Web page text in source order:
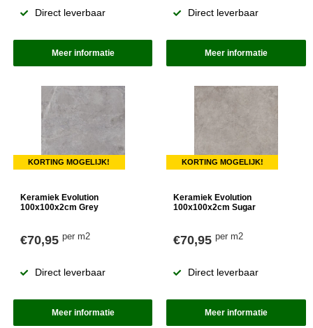
Direct leverbaar
Meer informatie
Direct leverbaar
Meer informatie
KORTING MOGELIJK!
Keramiek Evolution
100x100x2cm Grey
€70,95 per m2
Direct leverbaar
Meer informatie
KORTING MOGELIJK!
Keramiek Evolution
100x100x2cm Sugar
€70,95per m2
Direct leverbaar
Meer informatie